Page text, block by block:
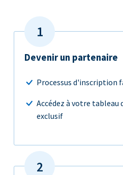
Devenir un partenaire
Processus d'inscription
Accédez à votre
exclusif